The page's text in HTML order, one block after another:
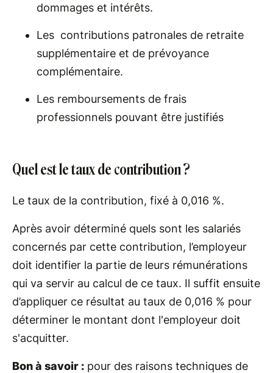
dommages et intérêts.
Les contributions patronales de retraite
supplémentaire et de prévoyance
complémentaire.
Les remboursements de frais
professionnels pouvant être justifiés
Quel est le taux de contribution ?
Le taux de la contribution, fixé à 0,016 %.
Après avoir déterminé quels sont les salariés
concernés par cette contribution, l’employeur
doit identifier la partie de leurs rémunérations
qui va servir au calcul de ce taux. Il suffit ensuite
d’appliquer ce résultat au taux de 0,016 % pour
déterminer le montant dont l'employeur doit
s'acquitter.
Bon à savoir : pour des raisons techniques de